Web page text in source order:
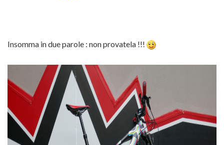
Insomma in due parole : non provatela !!!